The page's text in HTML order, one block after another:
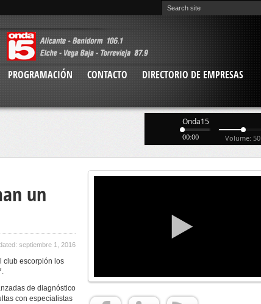
PROGRAMACIÓN CONTACTO
DIRECTORIO DE EMPRESAS
Onda15
00:00 Volume: 50
un
septiembre 1, 2016
club escorpión los
de diagnóstico
con especialistas